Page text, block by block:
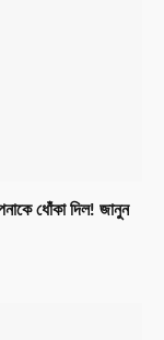
ধোঁকা দিল! জানুন